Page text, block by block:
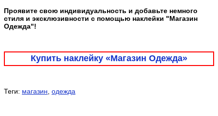
Проявите свою индивидуальность и добавьте немного
стиля и эксклюзивности с помощью наклейки "Магазин
Одежда"!
Купить наклейку «Магазин Одежда»
Теги: магазин, одежда